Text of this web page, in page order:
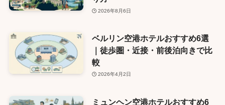
2026年8月6日
ベルリン空港ホテルおすすめ6選
｜徒歩圏・近接・前後泊向きで比
較
2026年4月2日
ミュンヘン空港ホテルおすすめ6